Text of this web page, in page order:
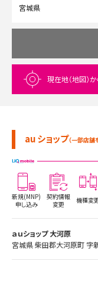
データチャー
現在地（地図）
au ショップ（一部店舗
新規(MNP)
申し込み
契約情報
変更
機種変
ａｕショップ 大河原
宮城県 柴田郡大河原町 字新